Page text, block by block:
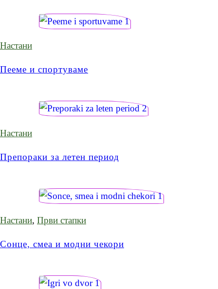
Настани
Пееме и спортуваме
Настани
Препораки за летен период
Настани, Први стапки
Сонце, смеа и модни чекори